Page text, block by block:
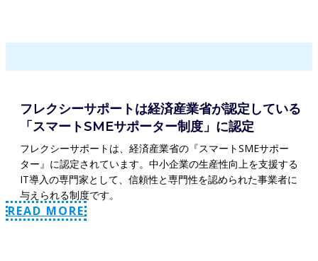
フレクシーサポートは経済産業省が認定している
「スマートSMEサポーター制度」に認定
フレクシーサポートは、経済産業省の『スマートSMEサポー
ター』に認定されています。中小企業の生産性向上を支援する
IT導入の専門家として、信頼性と専門性を認められた事業者に
与えられる制度です。
READ MORE